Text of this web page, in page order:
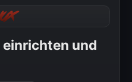
und